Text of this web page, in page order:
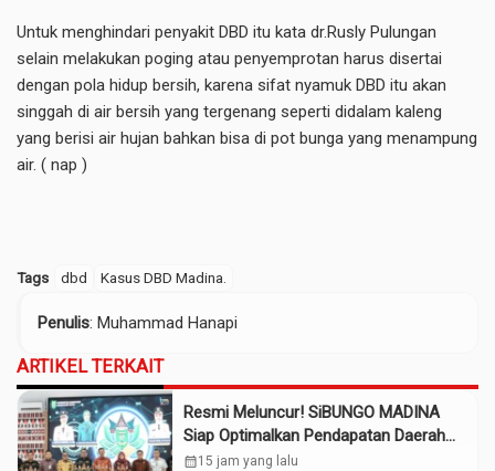
Untuk menghindari penyakit DBD itu kata dr.Rusly Pulungan
selain melakukan poging atau penyemprotan harus disertai
dengan pola hidup bersih, karena sifat nyamuk DBD itu akan
singgah di air bersih yang tergenang seperti didalam kaleng
yang berisi air hujan bahkan bisa di pot bunga yang menampung
air. ( nap )
Tags dbd Kasus DBD Madina.
Penulis: Muhammad Hanapi
ARTIKEL TERKAIT
Resmi Meluncur! SiBUNGO MADINA
Siap Optimalkan Pendapatan Daerah
Madina
calendar_month15 jam yang lalu